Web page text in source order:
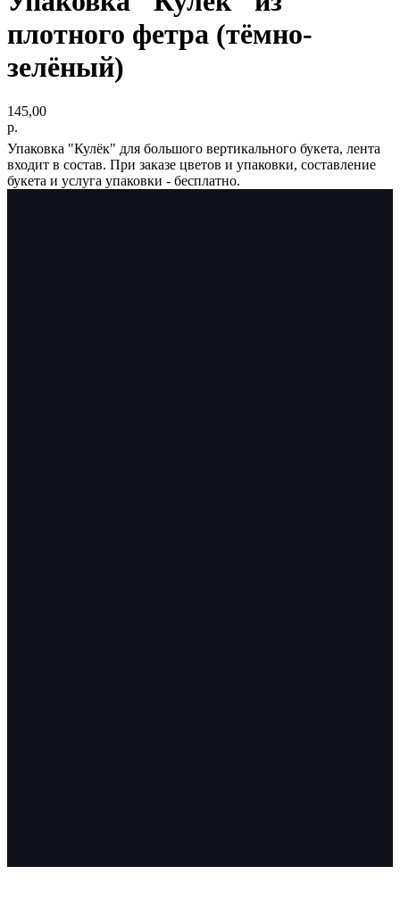
плотного фетра (тёмно-
зелёный)
145,00
р.
Упаковка "Кулёк" для большого вертикального букета, лента
входит в состав. При заказе цветов и упаковки, составление
букета и услуга упаковки - бесплатно.